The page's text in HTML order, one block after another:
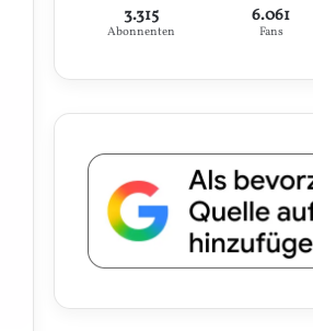
3.315
Abonnenten
6.061
Fans